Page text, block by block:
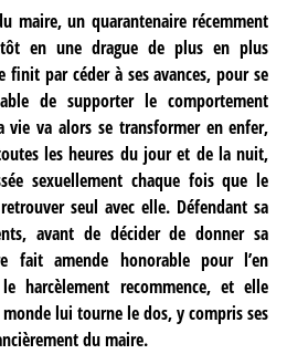
maire, un quarantenaire récemment
en une drague de plus en plus
finit par céder à ses avances, pour se
de supporter le comportement
vie va alors se transformer en enfer,
les heures du jour et de la nuit,
sexuellement chaque fois que le
seul avec elle. Défendant sa
avant de décider de donner sa
fait amende honorable pour l’en
harcèlement recommence, et elle
lui tourne le dos, y compris ses
du maire.